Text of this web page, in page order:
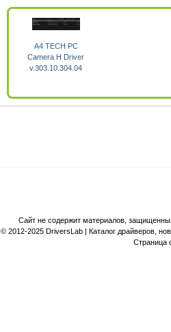
A4 TECH PC
Camera H Driver
v.303.10.304.04
Сайт не содержит материалов,
© 2012-2025 DriversLab | Каталог драйверов,
Страница